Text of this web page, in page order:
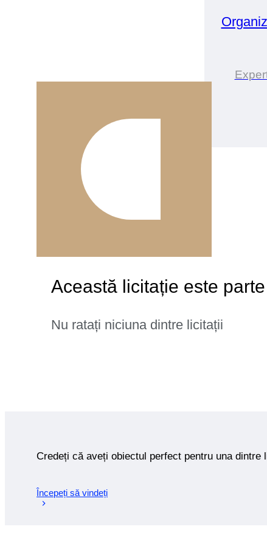
Această licitație este
Nu ratați niciuna dintre licitații
Credeți că aveți obiectul perfect pentru una dintre
Începeți să vindeți